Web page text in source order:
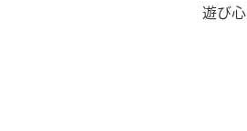
遊び